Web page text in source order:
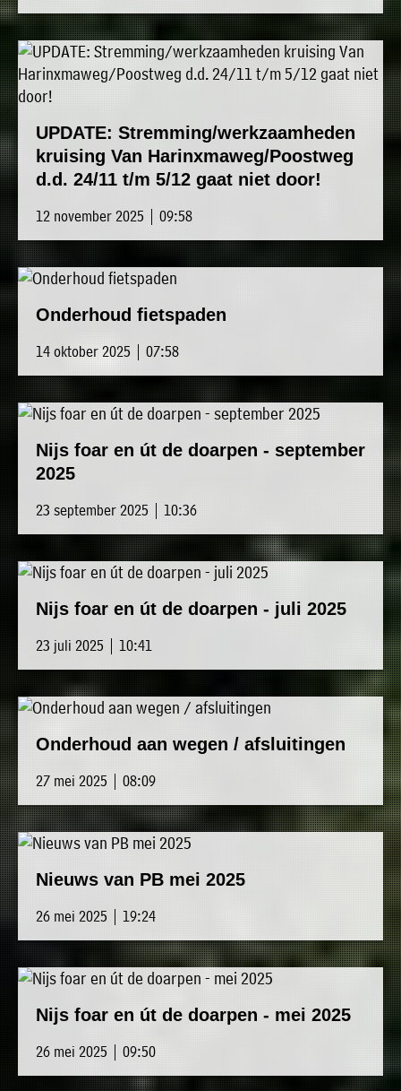
UPDATE: Stremming/werkzaamheden
kruising Van Harinxmaweg/Poostweg
d.d. 24/11 t/m 5/12 gaat niet door!
12 november 2025 | 09:58
Onderhoud fietspaden
14 oktober 2025 | 07:58
Nijs foar en út de doarpen - september
2025
23 september 2025 | 10:36
Nijs foar en út de doarpen - juli 2025
23 juli 2025 | 10:41
Onderhoud aan wegen / afsluitingen
27 mei 2025 | 08:09
Nieuws van PB mei 2025
26 mei 2025 | 19:24
Nijs foar en út de doarpen - mei 2025
26 mei 2025 | 09:50